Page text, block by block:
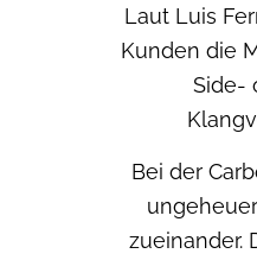
Laut Luis
Kunden die
Side-
Bei der
zueinander.